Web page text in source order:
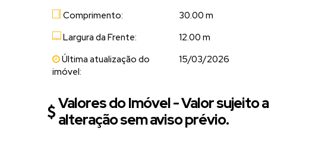
Comprimento:
30.00 m
Largura da Frente:
12.00 m
Última atualização do
imóvel:
15/03/2026
Valores do Imóvel - Valor sujeito a
alteração sem aviso prévio.